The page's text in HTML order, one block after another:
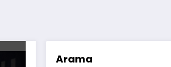
Arama